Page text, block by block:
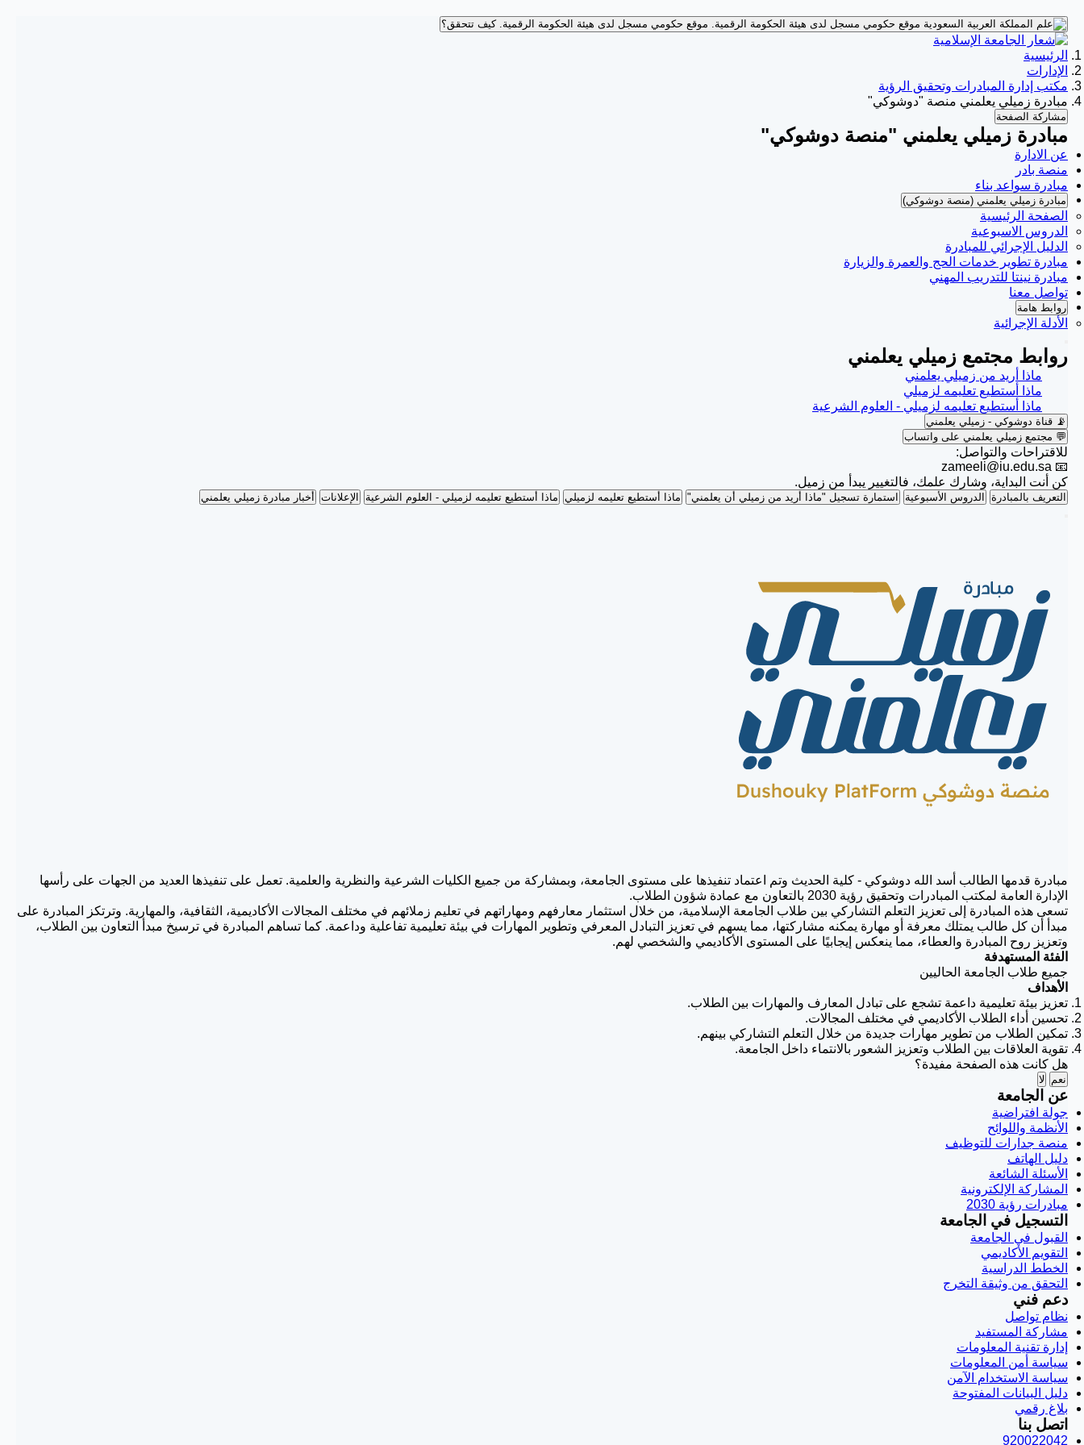
موقع حكومي مسجل لدى هيئة الحكومة الرقمية. موقع حكومي مسجل لدى هيئة الحكومة الرقمية.كيف تتحقق؟
الرئيسية
الإدارات
مكتب إدارة المبادرات وتحقيق الرؤية
مبادرة زميلي يعلمني منصة "دوشوكي"
مشاركة الصفحة
مبادرة زميلي يعلمني "منصة دوشوكي"
عن الادارة
منصة بادر
مبادرة سواعد بناء
مبادرة زميلي يعلمني (منصة دوشوكي)
الصفحة الرئيسية
الدروس الاسبوعية
الدليل الإجرائي للمبادرة
مبادرة تطوير خدمات الحج والعمرة والزيارة
مبادرة نينتا للتدريب المهني
تواصل معنا
روابط هامة
الأدلة الإجرائية
روابط مجتمع زميلي يعلمني
ماذا أريد من زميلي يعلمني
ماذا أستطيع تعليمه لزميلي
ماذا أستطيع تعليمه لزميلي - العلوم الشرعية
📡 قناة دوشوكي - زميلي يعلمني
💬 مجتمع زميلي يعلمني على واتساب
للاقتراحات والتواصل:
📧
zameeli@iu.edu.sa
كن أنت البداية، وشارك علمك، فالتغيير يبدأ من زميل.
التعريف بالمبادرة الدروس الأسبوعية استمارة تسجيل "ماذا أريد من زميلي أن يعلمني" ماذا أستطيع تعليمه لزميلي ماذا أستطيع تعليمه لزميلي - العلوم الشرعية الإعلانات أخبار مبادرة زميلي يعلمني
مبادرة قدمها الطالب أسد الله دوشوكي - كلية الحديث وتم اعتماد تنفيذها على مستوى الجامعة، وبمشاركة من جميع الكليات الشرعية والنظرية والعلمية. تعمل على تنفيذها العديد من الجهات على رأسها
الإدارة العامة لمكتب المبادرات وتحقيق رؤية 2030 بالتعاون مع عمادة شؤون الطلاب.
تسعى هذه المبادرة إلى تعزيز التعلم التشاركي بين طلاب الجامعة الإسلامية، من خلال استثمار معارفهم ومهاراتهم في تعليم زملائهم في مختلف المجالات الأكاديمية، الثقافية، والمهارية. وترتكز المبادرة على
مبدأ أن كل طالب يمتلك معرفة أو مهارة يمكنه مشاركتها، مما يسهم في تعزيز التبادل المعرفي وتطوير المهارات في بيئة تعليمية تفاعلية وداعمة. كما تساهم المبادرة في ترسيخ مبدأ التعاون بين الطلاب،
وتعزيز روح المبادرة والعطاء، مما ينعكس إيجابيًا على المستوى الأكاديمي والشخصي لهم.
الفئة المستهدفة
جميع طلاب الجامعة الحاليين
الأهداف
تعزيز بيئة تعليمية داعمة تشجع على تبادل المعارف والمهارات بين الطلاب.
تحسين أداء الطلاب الأكاديمي في مختلف المجالات.
تمكين الطلاب من تطوير مهارات جديدة من خلال التعلم التشاركي بينهم.
تقوية العلاقات بين الطلاب وتعزيز الشعور بالانتماء داخل الجامعة.
هل كانت هذه الصفحة مفيدة؟
نعم لا
عن الجامعة
جولة افتراضية
الأنظمة واللوائح
منصة جدارات للتوظيف
دليل الهاتف
الأسئلة الشائعة
المشاركة الإلكترونية
مبادرات رؤية 2030
التسجيل في الجامعة
القبول في الجامعة
التقويم الأكاديمي
الخطط الدراسية
التحقق من وثيقة التخرج
دعم فني
نظام تواصل
مشاركة المستفيد
إدارة تقنية المعلومات
سياسة أمن المعلومات
سياسة الاستخدام الآمن
دليل البيانات المفتوحة
بلاغ رقمي
اتصل بنا
920022042